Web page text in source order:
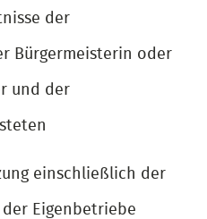
der
Bürgermeisterin oder
und der
einschließlich der
Eigenbetriebe